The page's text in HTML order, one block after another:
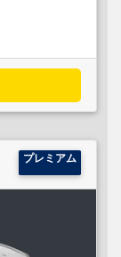
プレミアム